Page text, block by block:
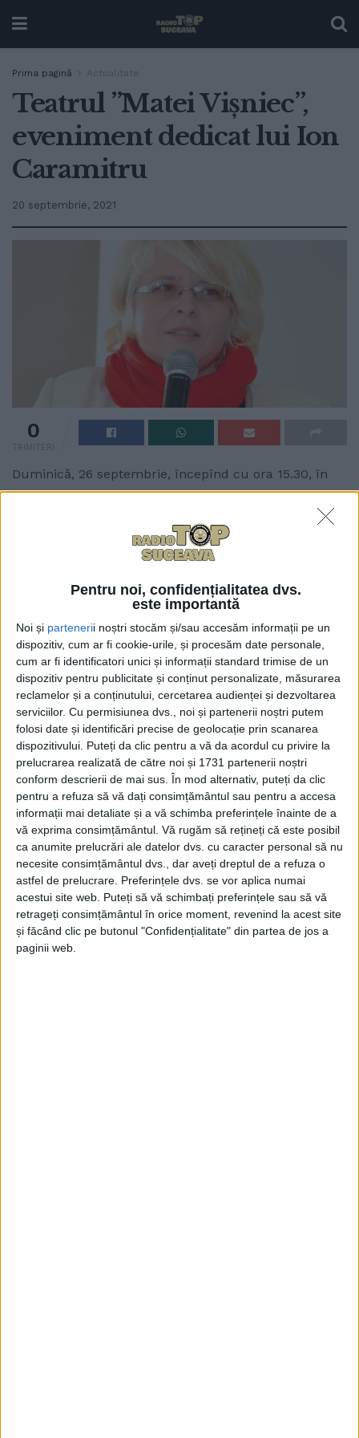
Pentru noi, confidențialitatea dvs.
este importantă
Noi și partenerii noștri stocăm și/sau accesăm informații pe un
dispozitiv, cum ar fi cookie-urile, și procesăm date personale,
cum ar fi identificatori unici și informații standard trimise de un
dispozitiv pentru publicitate și conținut personalizate, măsurarea
reclamelor și a conținutului, cercetarea audienței și dezvoltarea
serviciilor. Cu permisiunea dvs., noi și partenerii noștri putem
folosi date și identificări precise de geolocație prin scanarea
dispozitivului. Puteți da clic pentru a vă da acordul cu privire la
prelucrarea realizată de către noi și 1731 partenerii noștri
conform descrierii de mai sus. În mod alternativ, puteți da clic
pentru a refuza să vă dați consimțământul sau pentru a accesa
informații mai detaliate și a vă schimba preferințele înainte de a
vă exprima consimțământul. Vă rugăm să rețineți că este posibil
ca anumite prelucrări ale datelor dvs. cu caracter personal să nu
necesite consimțământul dvs., dar aveți dreptul de a refuza o
astfel de prelucrare. Preferințele dvs. se vor aplica numai
acestui site web. Puteți să vă schimbați preferințele sau să vă
retrageți consimțământul în orice moment, revenind la acest site
și făcând clic pe butonul "Confidențialitate" din partea de jos a
paginii web.
Prima pagină Actualitate
Teatrul ”Matei Vișniec”,
eveniment dedicat lui Ion
Caramitru
20 septembrie, 2021
0
TRIMITERI
Duminică, 26 septembrie, începînd cu ora 15.30, în
cadrul Festivalului de weekend – 6 ani de teatru la
Suceava va avea loc o masă rotundă cu tema ”Ion
Caramitru și locul său în cultura română”.
Evenimentul este organizat în memoria marelui actor
79 de ani și se va desfășura în spațiul expozițional al
managerul instituției, Carmen Veronica Steiciuc.
Printre invitați se vor număra Călin Ciobotari, director
al Școlii Doctorale de Teatru din Iași, Carmen
Mihalache, director al revistei „Ateneu” din Bacău, și
Marius Petru Rogojinschi, managerul Teatrului
pentru copii și tineret „Vasilache” din Botoșani.
Tags: Carmen Veronica Steiciuc Teatrul ”Matei Vișniec”
• Ion Caramitru
Articolesimilare